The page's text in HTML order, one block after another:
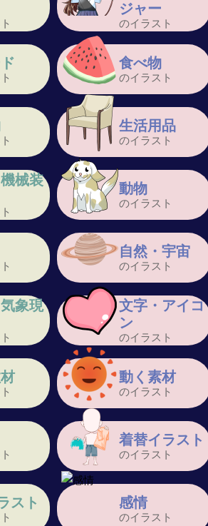
ジャー
のイラスト
食べ物
のイラスト
生活用品
のイラスト
械装
動物
のイラスト
自然・宇宙
のイラスト
象現
文字・アイコ
ン
のイラスト
動く素材
のイラスト
着替イラスト
のイラスト
スト 感情
のイラスト